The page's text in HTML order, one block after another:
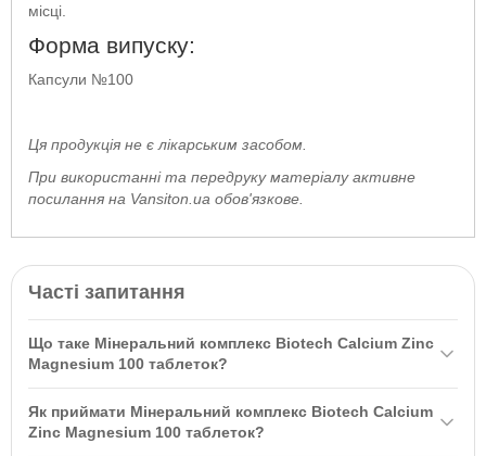
місці.
Форма випуску:
Капсули №100
Ця продукція не є лікарським засобом.
При використанні та передруку матеріалу активне
посилання на Vansiton.ua обов'язкове.
Часті запитання
Що таке Мінеральний комплекс Biotech Calcium Zinc
Magnesium 100 таблеток?
таблеток — це продукт, що містить кальцій, цинк, магній, мідь і
бір, який допомагає підтримувати здоров'я кісток та покращує
Як приймати Мінеральний комплекс Biotech Calcium
Zinc Magnesium 100 таблеток?